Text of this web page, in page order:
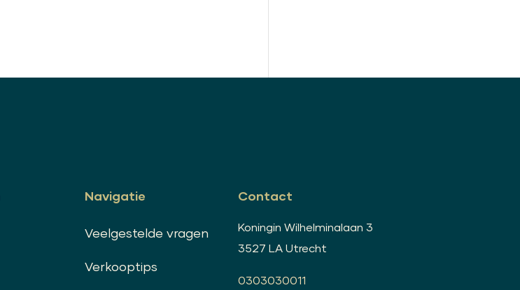
Navigatie
Veelgestelde vragen
Verkooptips
Contact
Koningin Wilhelminalaan 3
3527 LA Utrecht
0303030011